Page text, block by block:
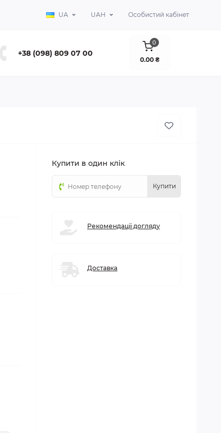
UA UAH Особистий кабінет
+38 (098) 809 07 00
0
0.00 ₴
Купити в один клік
Купити
Рекомендації догляду
Доставка